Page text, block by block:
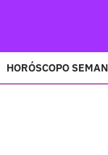
HORÓSCOPO